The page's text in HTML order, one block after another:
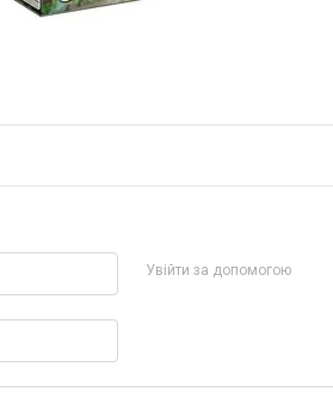
Увійти за допомогою